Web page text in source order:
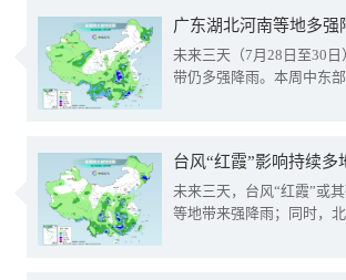
广东湖北河南等地多
未来三天（7月28日至30
带仍多强降雨。本周中东
台风“红霞”影响持续
未来三天，台风“红霞”或
等地带来强降雨；同时，